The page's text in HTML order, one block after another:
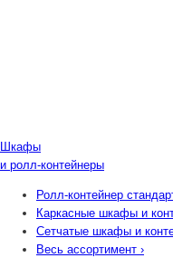
Шкафы
и ролл-контейнеры
Ролл-контейнер
Каркасные шкафы и
Сетчатые шкафы и
Весь ассортимент ›